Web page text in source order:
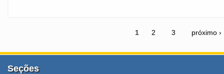
1 2 3 próximo ›
Seções